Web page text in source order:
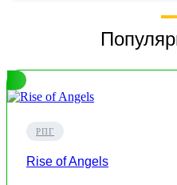
РПГ
Rise of Angels